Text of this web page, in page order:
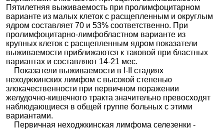
Пятилетняя выживаемость при пролимфоцитарном
варианте из малых клеток с расщепленным и округлым
ядром составляет 70 и 53% соответственно. При
пролимфоцитарно-лимфобластном варианте из
крупных клеток с расщепленным ядром показатели
выживаемости приближаются к таковой при бластных
вариантах и составляют 14-21 мес.
Показатели выживаемости в I-II стадиях
неходжкинских лимфом с высокой степенью
злокачественности при первичном поражении
желудочно-кишечного тракта значительно превосходят
наблюдающиеся в общей группе больных с этими
вариантами.
Первичная неходжкинская лимфома селезенки -